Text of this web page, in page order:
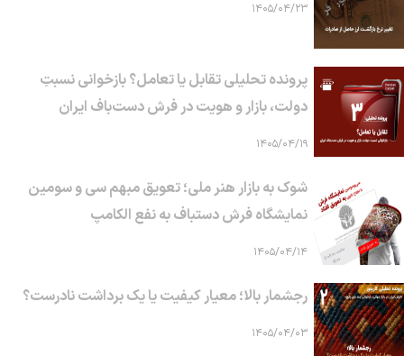
۱۴۰۵/۰۴/۲۳
پرونده تحلیلی تقابل یا تعامل؟ بازخوانی نسبتِ
دولت، بازار و هویت در فرش دست‌باف ایران
۱۴۰۵/۰۴/۱۹
شوک به بازار هنر ملی؛ تعویق مبهم سی و سومین
نمایشگاه فرش دستباف به نفع الکامپ
۱۴۰۵/۰۴/۱۴
رجشمار بالا؛ معیار کیفیت یا یک برداشت نادرست؟
۱۴۰۵/۰۴/۰۳